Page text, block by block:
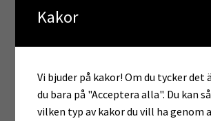
Kakor
Vi bjuder på kakor! Om du tycker det
du bara på "Acceptera alla". Du kan
vilken typ av kakor du vill ha genom